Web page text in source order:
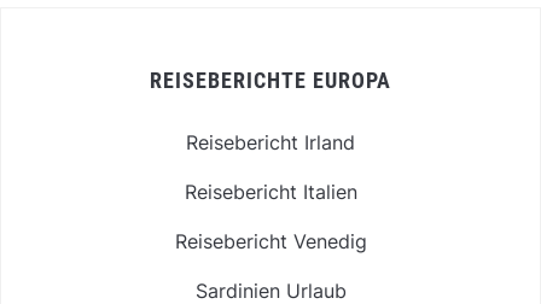
REISEBERICHTE EUROPA
Reisebericht Irland
Reisebericht Italien
Reisebericht Venedig
Sardinien Urlaub